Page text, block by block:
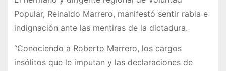
Popular, Reinaldo Marrero, manifestó sentir rabia e
indignación ante las mentiras de la dictadura.
“Conociendo a Roberto Marrero, los cargos
insólitos que le imputan y las declaraciones de